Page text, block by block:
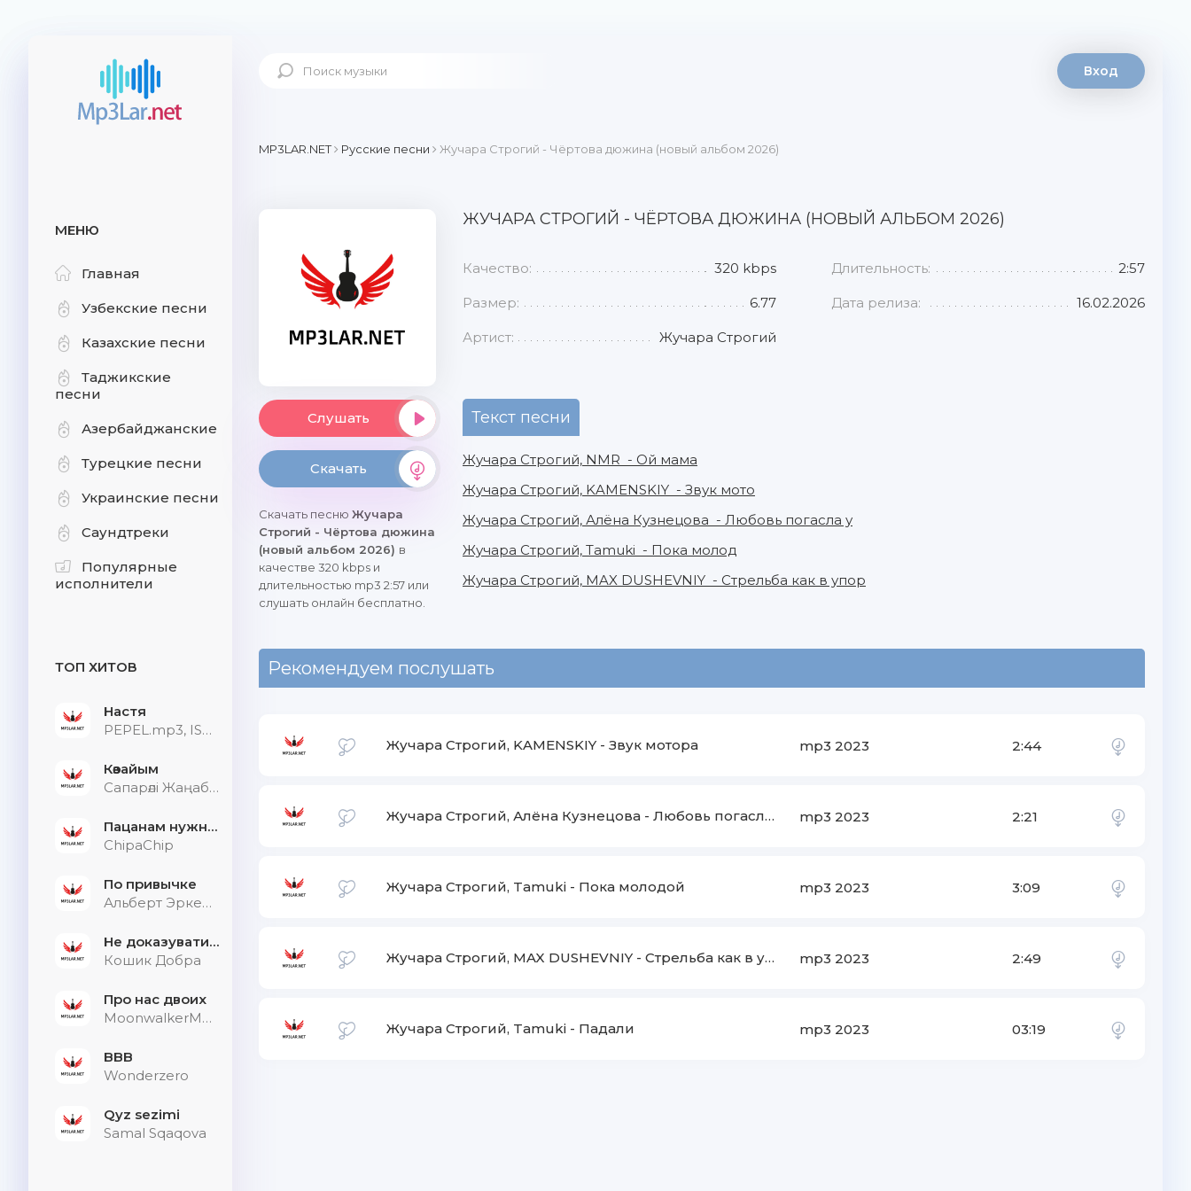
МЕНЮ
Главная
Узбекские песни
Казахские песни
Таджикские
песни
Азербайджанские
Турецкие песни
Украинские песни
Саундтреки
Популярные
исполнители
ТОП ХИТОВ
Настя
PEPEL.mp3, ISVNBITOV, Alfredovich
Көзайым
Сапарәлі Жаңабек
Пацанам нужна дыхалка
ChipaChip
По привычке
Альберт Эркенов
Не доказувати тим, хто не слухає
Кошик Добра
Про нас двоих
MoonwalkerMusic
BBB
Wonderzero
Qyz sezimi
Samal Sqaqova
Вход
MP3LAR.NET Русские песни Жучара Строгий - Чёртова дюжина (новый альбом 2026)
Слушать
Скачать
Скачать песню Жучара
Строгий - Чёртова дюжина
(новый альбом 2026) в
качестве 320 kbps и
длительностью mp3 2:57 или
слушать онлайн бесплатно.
ЖУЧАРА СТРОГИЙ - ЧЁРТОВА ДЮЖИНА (НОВЫЙ АЛЬБОМ 2026)
Качество: 320 kbps Длительность: 2:57
Размер: 6.77 Дата релиза: 16.02.2026
Артист: Жучара Строгий
Текст песни
Жучара Строгий, NMR - Ой мама
Жучара Строгий, KAMENSKIY - Звук мото
Жучара Строгий, Алёна Кузнецова - Любовь погасла у
Жучара Строгий, Tamuki - Пока молод
Жучара Строгий, MAX DUSHEVNIY - Стрельба как в упор
Рекомендуем послушать
Жучара Строгий, KAMENSKIY - Звук мотора mp3 2023 2:44
Жучара Строгий, Алёна Кузнецова - Любовь погасла увы mp3 2023 2:21
Жучара Строгий, Tamuki - Пока молодой mp3 2023 3:09
Жучара Строгий, MAX DUSHEVNIY - Стрельба как в упор mp3 2023 2:49
Жучара Строгий, Tamuki - Падали mp3 2023 03:19